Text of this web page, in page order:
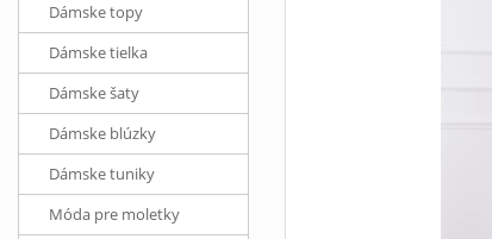
Dámske topy
Dámske tielka
Dámske šaty
Dámske blúzky
Dámske tuniky
Móda pre moletky